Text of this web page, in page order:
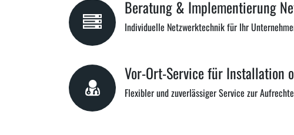
Beratung & Implementierung
Individuelle Netzwerktechnik für Ihr
Vor-Ort-Service für Installation
Flexibler und zuverlässiger Service zur